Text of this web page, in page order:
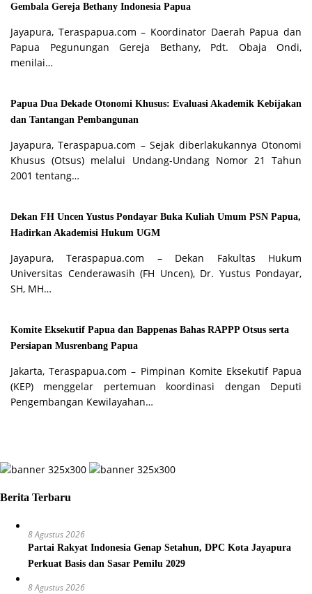
Gembala Gereja Bethany Indonesia Papua
Jayapura, Teraspapua.com – Koordinator Daerah Papua dan
Papua Pegunungan Gereja Bethany, Pdt. Obaja Ondi,
menilai…
Papua Dua Dekade Otonomi Khusus: Evaluasi Akademik Kebijakan
dan Tantangan Pembangunan
Jayapura, Teraspapua.com – Sejak diberlakukannya Otonomi
Khusus (Otsus) melalui Undang-Undang Nomor 21 Tahun
2001 tentang…
Dekan FH Uncen Yustus Pondayar Buka Kuliah Umum PSN Papua,
Hadirkan Akademisi Hukum UGM
Jayapura, Teraspapua.com – Dekan Fakultas Hukum
Universitas Cenderawasih (FH Uncen), Dr. Yustus Pondayar,
SH, MH…
Komite Eksekutif Papua dan Bappenas Bahas RAPPP Otsus serta
Persiapan Musrenbang Papua
Jakarta, Teraspapua.com – Pimpinan Komite Eksekutif Papua
(KEP) menggelar pertemuan koordinasi dengan Deputi
Pengembangan Kewilayahan…
Berita Terbaru
8 Agustus 2026
Partai Rakyat Indonesia Genap Setahun, DPC Kota Jayapura
Perkuat Basis dan Sasar Pemilu 2029
8 Agustus 2026